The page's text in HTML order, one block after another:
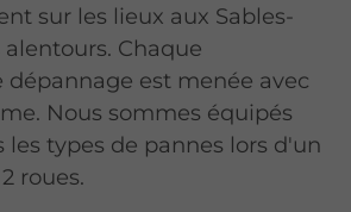
sur les lieux aux Sables-
Chaque
est menée avec
Nous sommes équipés
les types de pannes lors d'un
roues.